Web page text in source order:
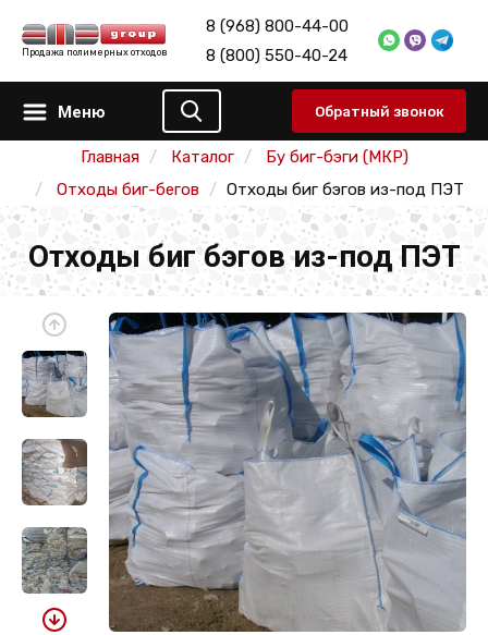
Продажа полимерных отходов
8 (968) 800-44-00
8 (800) 550-40-24
Меню Обратный звонок
Главная Каталог
Бу биг-бэги (МКР)
Отходы биг-бегов
Отходы биг бэгов из-под ПЭТ
Отходы биг бэгов из-под ПЭТ